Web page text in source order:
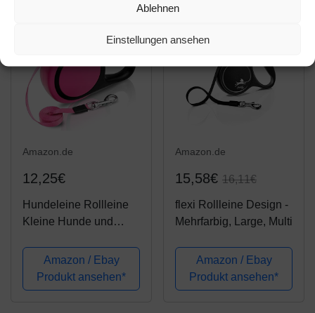
Ablehnen
Einstellungen ansehen
Amazon.de
12,25€
Hundeleine Rollleine
Kleine Hunde und
20 kg, Anti-Rutsch Griff,
Sicheres Bremssystem,
Pink Roll-Leine 5m
Amazon / Ebay
Produkt ansehen*
Amazon.de
15,58€ 16,11€
flexi Rollleine Design -
Mehrfarbig, Large, Multi
Amazon / Ebay
Produkt ansehen*